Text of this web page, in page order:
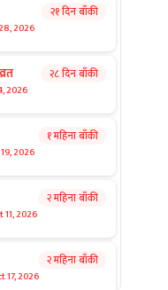
2026
२१ दिन बाँकी
2026
२८ दिन बाँकी
2026
१ महिना बाँकी
11, 2026
२ महिना बाँकी
17, 2026
२ महिना बाँकी